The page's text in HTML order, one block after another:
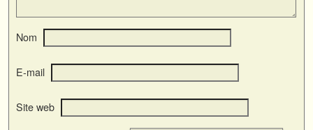
Nom
E-mail
Site web